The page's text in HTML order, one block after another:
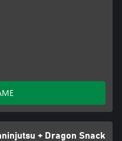
+ Dragon Snack